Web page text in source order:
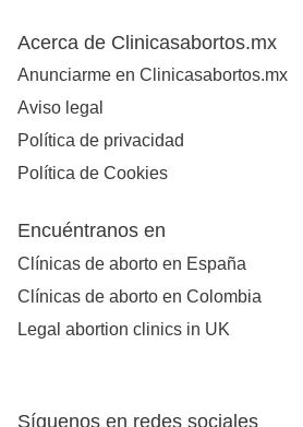
Acerca de Clinicasabortos.mx
Anunciarme en Clinicasabortos.mx
Aviso legal
Política de privacidad
Política de Cookies
Encuéntranos en
Clínicas de aborto en España
Clínicas de aborto en Colombia
Legal abortion clinics in UK
Síguenos en redes sociales